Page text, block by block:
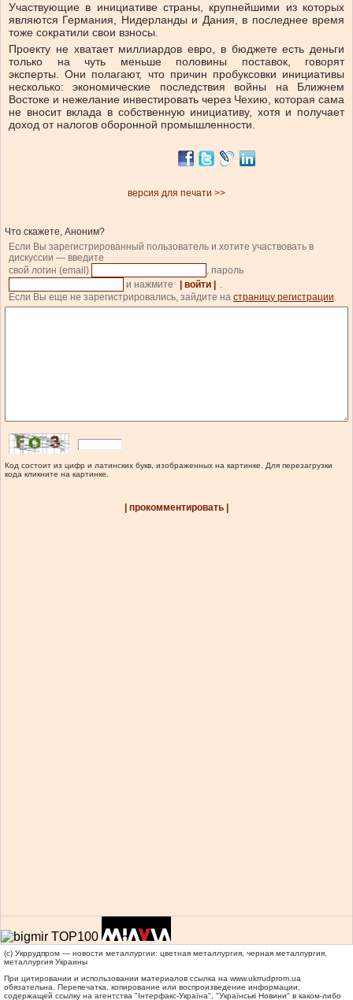
Участвующие в инициативе страны, крупнейшими из которых
являются Германия, Нидерланды и Дания, в последнее время
тоже сократили свои взносы.
Проекту не хватает миллиардов евро, в бюджете есть деньги
только на чуть меньше половины поставок, говорят
эксперты. Они полагают, что причин пробуксовки инициативы
несколько: экономические последствия войны на Ближнем
Востоке и нежелание инвестировать через Чехию, которая сама
не вносит вклада в собственную инициативу, хотя и получает
доход от налогов оборонной промышленности.
версия для печати >>
Что скажете, Аноним?
Если Вы зарегистрированный пользователь и хотите участвовать в
дискуссии — введите
свой логин (email)
, пароль
и нажмите
| войти |
.
Если Вы еще не зарегистрировались, зайдите на страницу регистрации.
Код состоит из цифр и латинских букв, изображенных на картинке. Для перезагрузки
кода кликните на картинке.
| прокомментировать |
(c) Укррудпром — новости металлургии: цветная металлургия, черная металлургия,
металлургия Украины
При цитировании и использовании материалов ссылка на www.ukrrudprom.ua
обязательна. Перепечатка, копирование или воспроизведение информации,
содержащей ссылку на агентства "Iнтерфакс-Україна", "Українськi Новини" в каком-либо